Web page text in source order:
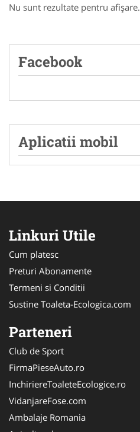
Nu sunt rezultate pentru afişare.
Facebook
Aplicatii mobil
Linkuri Utile
Cum platesc
Preturi Abonamente
Termeni si Conditii
Sustine Toaleta-Ecologica.com
Parteneri
Club de Sport
FirmaPieseAuto.ro
InchiriereToaleteEcologice.ro
VidanjareFose.com
Ambalaje Romania